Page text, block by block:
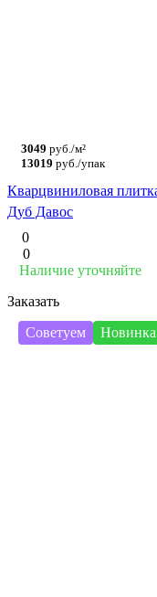
3049 руб./м²
13019 руб./упак
Кварцвиниловая
Дуб Давос
0
0
Наличие уточняйте
Заказать
Советуем
Новинка